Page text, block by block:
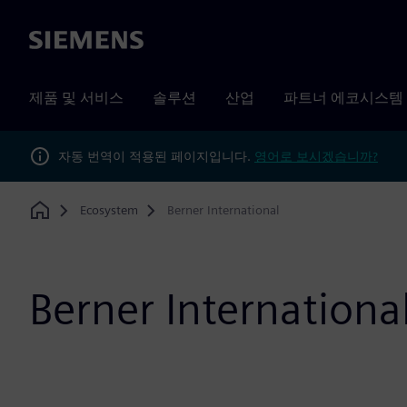
Siemens
제품 및 서비스 솔루션 산업 파트너 에코시스템
자동 번역이 적용된 페이지입니다. 영어로 보시겠습니까?
Home
Ecosystem Berner International
Berner